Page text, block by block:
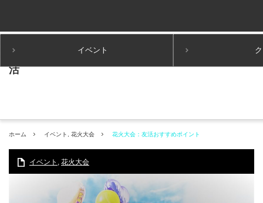
イベント
ホーム イベント 花火大会 花火大会：友活おすすめポイント
イベント , 花火大会